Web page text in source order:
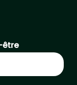
être